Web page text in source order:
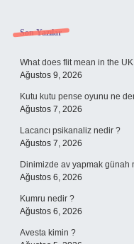
Sidebar
Son Yazılar
What does flit mean in the
Ağustos 9, 2026
Kutu kutu pense oyunu ne
Ağustos 7, 2026
Lacancı psikanaliz nedir ?
Ağustos 7, 2026
Dinimizde av yapmak günah
Ağustos 6, 2026
Kumru nedir ?
Ağustos 6, 2026
Avesta kimin ?